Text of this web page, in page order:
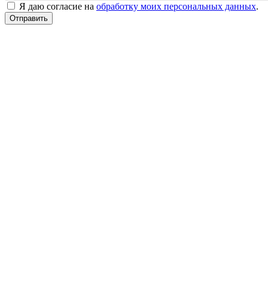
Я даю согласие на обработку моих персональных данных.
Отправить